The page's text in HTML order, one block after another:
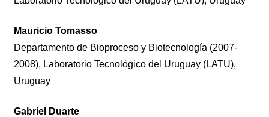
Mauricio Tomasso
Departamento de Bioproceso y Biotecnología (2007-
2008), Laboratorio Tecnológico del Uruguay (LATU),
Uruguay
Gabriel Duarte